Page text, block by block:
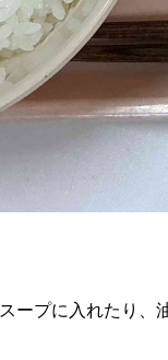
ープに入れたり、